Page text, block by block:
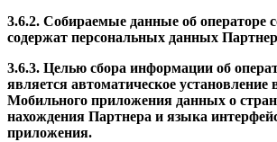
3.6.2. Собираемые данные об операторе
содержат персональных данных
3.6.3. Целью сбора информации об
является автоматическое установление
Мобильного приложения данных о
нахождения Партнера и языка
приложения.